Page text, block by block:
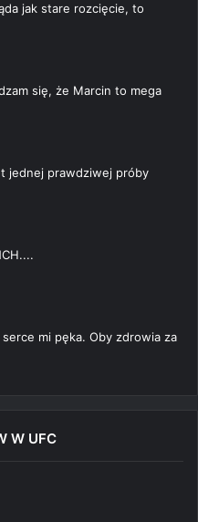
jak stare rozcięcie, to
się, że Marcin to mega
jednej prawdziwej próby
mi pęka. Oby zdrowia za
W UFC